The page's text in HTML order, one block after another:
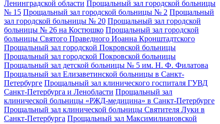
Ленинградской области Прощальный зал городской больницы
№ 15 Прощальный зал городской больницы № 2 Прощальный
зал городской больницы № 20 Прощальный зал городской
больницы № 26 на Костюшко Прощальный зал городской
больницы Святого Праведного Иоанна Кронштадтского
Прощальный зал городской Покровской больницы
Прощальный зал городской Покровской больницы
Прощальный зал детской больницы № 5 им. Н. Ф. Филатова
Прощальный зал Елизаветинской больницы в Санкт-
Петербурге Прощальный зал клинического госпиталя ГУВД
Санкт-Петербурга и Ленобласти Прощальный зал
клинической больницы «РЖД-медицина» в Санкт-Петербурге
Прощальный зал клинической больницы Святителя Луки в
Санкт-Петербурга Прощальный зал Максимилиановской